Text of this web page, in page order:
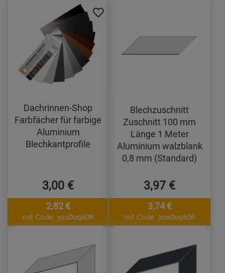
Dachrinnen-Shop
Farbfächer für farbige
Aluminium
Blechkantprofile
3,00 €
2,82 €
mit Code: yos0uq60fr
Blechzuschnitt
Zuschnitt 100 mm
Länge 1 Meter
Aluminium walzblank
0,8 mm (Standard)
3,97 €
3,74 €
mit Code: yos0uq60fr